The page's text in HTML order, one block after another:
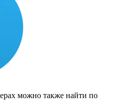
можно также найти по